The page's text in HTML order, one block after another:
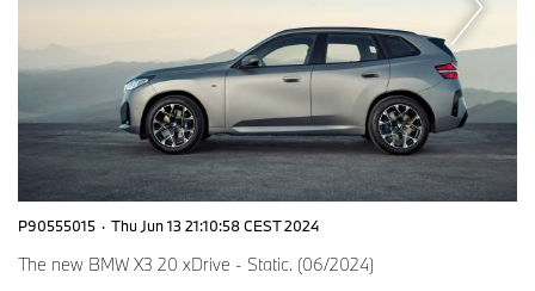
P90555015 · Thu Jun 13 21:10:58 CEST 2024
The new BMW X3 20 xDrive - Static. (06/2024)